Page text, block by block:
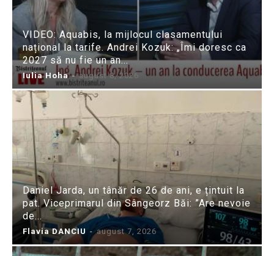
VIDEO: Aquabis, la mijlocul clasamentului
național la tarife. Andrei Kozuk: „Îmi doresc ca
2027 să nu fie un an...
Iulia Hoha - august 8, 2026
Daniel Jarda, un tânăr de 26 de ani, e țintuit la
pat. Viceprimarul din Sângeorz Băi: ”Are nevoie
de...
Flavia DANCIU - august 7, 2026